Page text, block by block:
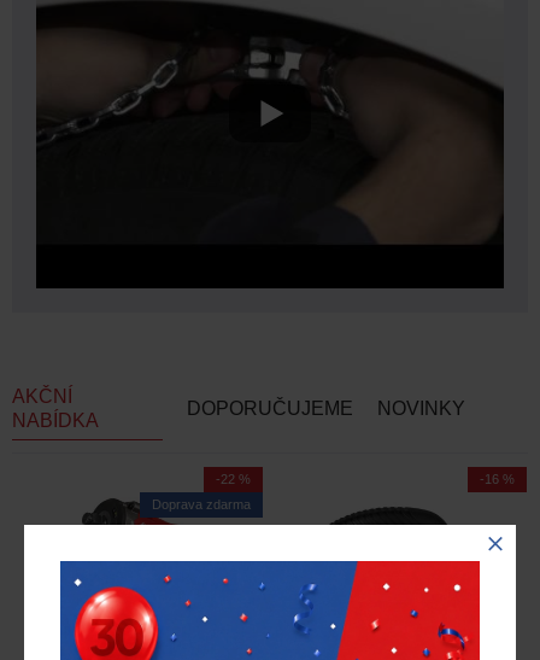
AKČNÍ
NABÍDKA
DOPORUČUJEME NOVINKY
Doprava zdarma
-22 % -16 %